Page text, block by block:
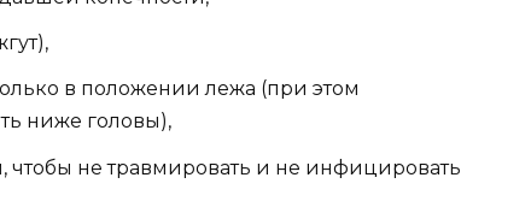
в положении лежа (при этом
ниже головы),
чтобы не травмировать и не инфицировать